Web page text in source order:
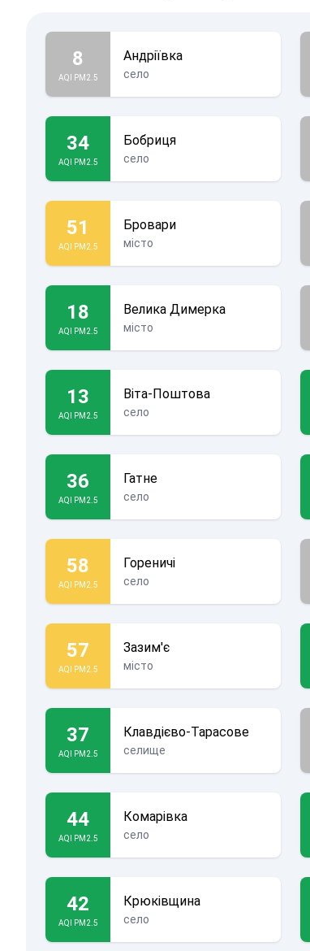
8
AQI PM2.5
Андріївка
село
34
AQI PM2.5
Бобриця
село
51
AQI PM2.5
Бровари
місто
18
AQI PM2.5
Велика Димерка
місто
13
AQI PM2.5
Віта-Поштова
село
36
AQI PM2.5
Гатне
село
58
AQI PM2.5
Гореничі
село
57
AQI PM2.5
Зазим'є
місто
37
AQI PM2.5
Клавдієво-Тарасове
селище
44
AQI PM2.5
Комарівка
село
42
AQI PM2.5
Крюківщина
село